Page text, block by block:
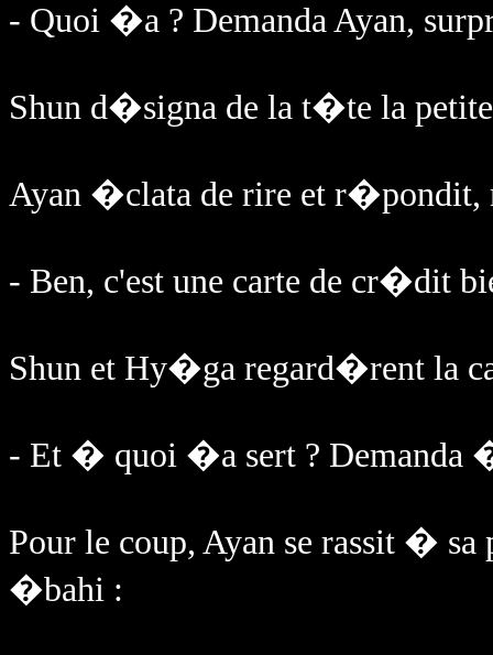
- Quoi �a ? Demanda Ayan,
Shun d�signa de la t�te la petite
Ayan �clata de rire et r�pondit,
- Ben, c'est une carte de cr�dit
Shun et Hy�ga regard�rent la
- Et � quoi �a sert ? Demanda
Pour le coup, Ayan se rassit � sa
�bahi :